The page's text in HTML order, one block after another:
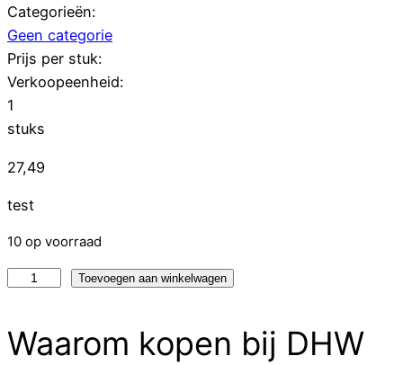
Categorieën:
Geen categorie
Prijs per stuk:
Verkoopeenheid:
1
stuks
27,49
test
10 op voorraad
test
Toevoegen aan winkelwagen
Waarom kopen bij DHW